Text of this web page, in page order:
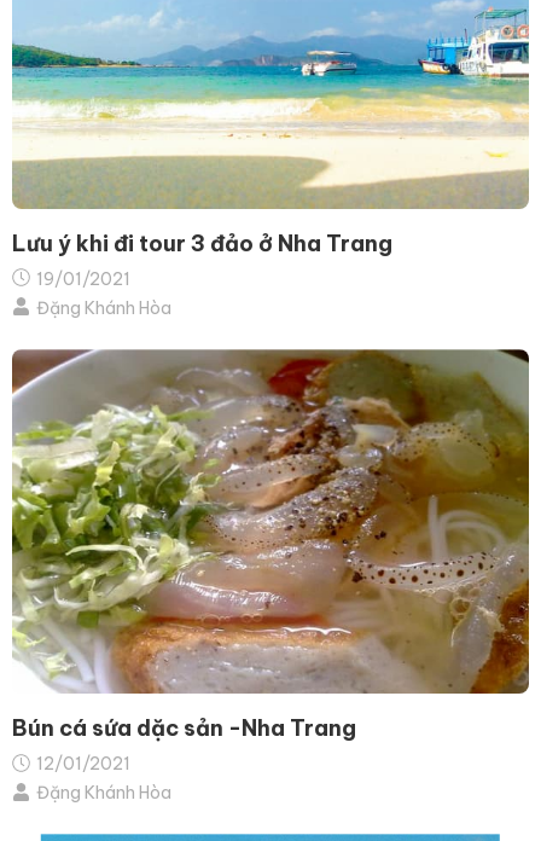
Lưu ý khi đi tour 3 đảo ở Nha Trang
19/01/2021
Đặng Khánh Hòa
Bún cá sứa dặc sản -Nha Trang
12/01/2021
Đặng Khánh Hòa